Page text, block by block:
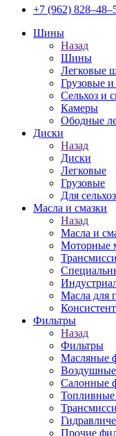
+7 (962)
Шины
Назад
Шины
Легковые
Грузовые
Сельхоз и
Камеры
Ободные
Диски
Назад
Диски
Легковые
Грузовые
Для
Масла и смазки
Назад
Масла и
Моторные
Масла для
Фильтры
Назад
Фильтры
Масляные
Салонные
Прочие